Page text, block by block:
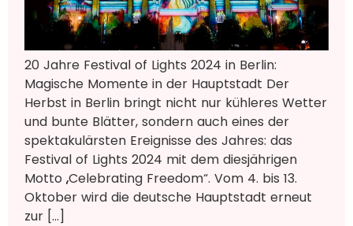
20 Jahre Festival of Lights 2024 in Berlin:
Magische Momente in der Hauptstadt Der
Herbst in Berlin bringt nicht nur kühleres Wetter
und bunte Blätter, sondern auch eines der
spektakulärsten Ereignisse des Jahres: das
Festival of Lights 2024 mit dem diesjährigen
Motto „Celebrating Freedom“. Vom 4. bis 13.
Oktober wird die deutsche Hauptstadt erneut
zur […]